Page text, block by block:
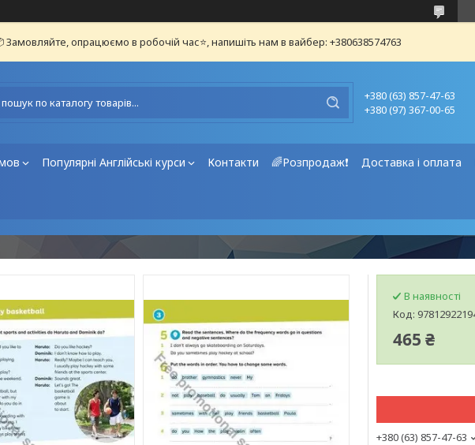
Замовляйте, опрацюємо в робочій час⭐, напишіть нам в вайбер: +380638574763
+380 (63) 857-47-63
+380 (97) 367-00-65
Популярні Англійські курси Контакти 🌈Розпродаж❗ Доставка і оплата
В наявності
Код:
465 ₴
+380 (63) 857-47-63